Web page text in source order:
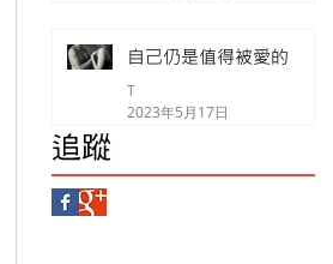
自己仍是值得被愛的
T
2023年5月17日
追蹤